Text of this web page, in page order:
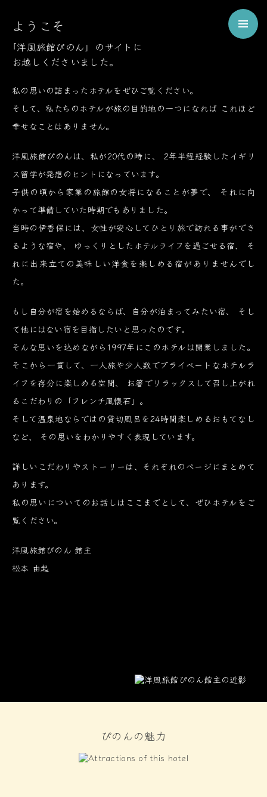
Pinon
ようこそ
「洋風旅館ぴのん」のサイトに
お越しくださいました。
私の思いの詰まったホテルをぜひご覧ください。
そして、私たちのホテルが旅の目的地の一つになれば これほど
幸せなことはありません。
洋風旅館ぴのんは、私が20代の時に、
2年半程経験したイギリ
ス留学が発想のヒントになっています。
子供の頃から家業の旅館の女将になることが夢で、
それに向
かって準備していた時期でもありました。
当時の伊香保には、女性が安心してひとり旅で訪れる事ができ
るような宿や、
ゆっくりとしたホテルライフを過ごせる宿、
そ
れに出来立ての美味しい洋食を楽しめる宿がありませんでし
た。
もし自分が宿を始めるならば、自分が泊まってみたい宿、
そし
て他にはない宿を目指したいと思ったのです。
そんな思いを込めながら1997年にこのホテルは開業しました。
そこから一貫して、一人旅や少人数でプライベートなホテルラ
イフを存分に楽しめる空間、
お箸でリラックスして召し上がれ
るこだわりの「フレンチ風懐石」。
そして温泉地ならではの貸切風呂を24時間楽しめるおもてなし
など、
その思いをわかりやすく表現しています。
詳しいこだわりやストーリーは、それぞれのページにまとめて
あります。
私の思いについてのお話しはここまでとして、ぜひホテルをご
覧ください。
洋風旅館ぴのん 館主
松本 由起
ぴのんの魅力